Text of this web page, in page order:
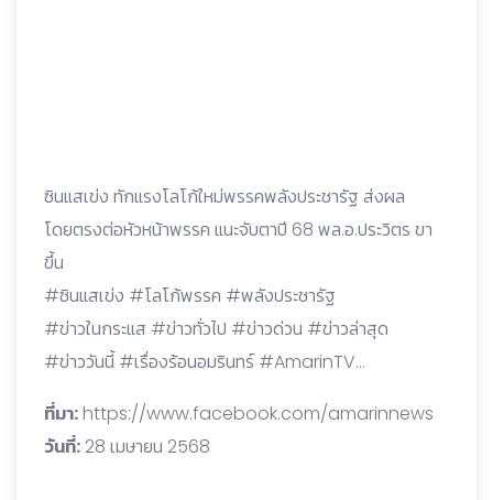
ซินแสเข่ง ทักแรงโลโก้ใหม่พรรคพลังประชารัฐ ส่งผล
โดยตรงต่อหัวหน้าพรรค แนะจับตาปี 68 พล.อ.ประวิตร ขา
ขึ้น
#ซินแสเข่ง #โลโก้พรรค #พลังประชารัฐ
#ข่าวในกระแส #ข่าวทั่วไป #ข่าวด่วน #ข่าวล่าสุด
#ข่าววันนี้ #เรื่องร้อนอมรินทร์ #AmarinTV…
ที่มา: https://www.facebook.com/amarinnews
วันที่: 28 เมษายน 2568